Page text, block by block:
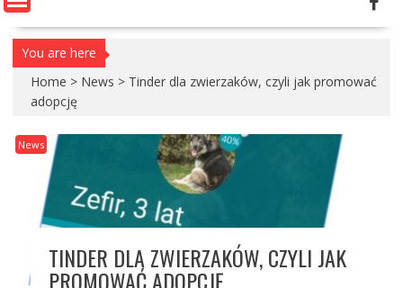
You are here
Home > News > Tinder dla zwierzaków, czyli jak promować
adopcję
News
TINDER DLA ZWIERZAKÓW, CZYLI JAK
PROMOWAĆ ADOPCJĘ